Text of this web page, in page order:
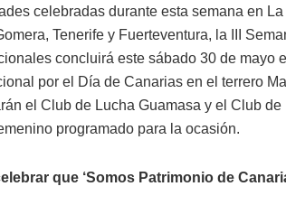
celebradas durante esta semana en
Tenerife y Fuerteventura, la III
concluirá este sábado 30 de mayo
por el Día de Canarias en el terrero
el Club de Lucha Guamasa y el Club
programado para la ocasión.
que ‘Somos Patrimonio de